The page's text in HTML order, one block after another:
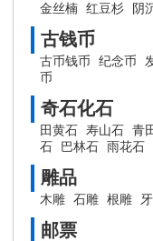
金丝楠 红豆杉 阴
古钱币
古币钱币 纪念币
币
奇石化石
田黄石 寿山石 青
石
巴林石 雨花石
雕品
木雕 石雕 根雕
邮票